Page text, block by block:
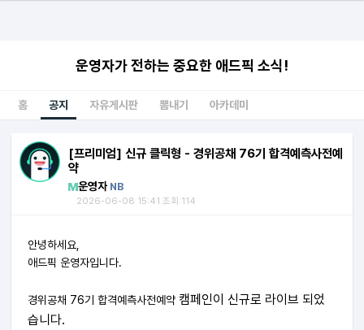
운영자가 전하는 중요한 애드픽 소식!
홈 공지 자유게시판 뽐내기 아카데미
[프리미엄] 신규 클릭형 - 경위공채 76기 합격예측사전예
약
운영자 NB
2026-06-08 15:41 조회:114
안녕하세요,
애드픽 운영자입니다.
경위공채 76기 합격예측사전예약 캠페인이 신규로 라이브 되었
습니다.